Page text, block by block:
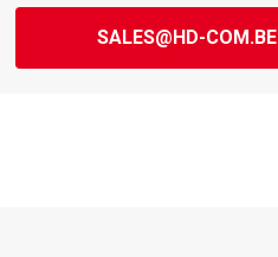
SALES@HD-COM.BE